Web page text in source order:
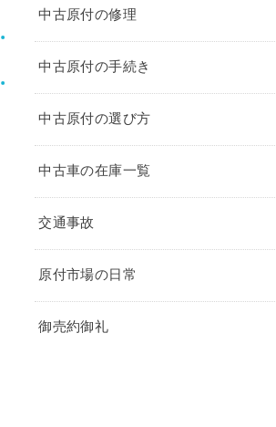
中古原付の修理
中古原付の手続き
中古原付の選び方
中古車の在庫一覧
交通事故
原付市場の日常
御売約御礼